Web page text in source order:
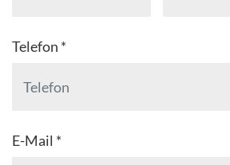
Telefon *
E-Mail *